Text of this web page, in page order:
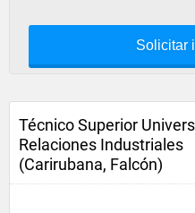
Solicitar
Técnico Superior
Relaciones Industriales
(Carirubana, Falcón)